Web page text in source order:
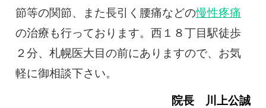
節等の関節、また長引く腰痛などの慢性疼痛
の治療も行っております。西１８丁目駅徒歩
２分、札幌医大目の前にありますので、お気
軽に御相談下さい。
院長 川上公誠